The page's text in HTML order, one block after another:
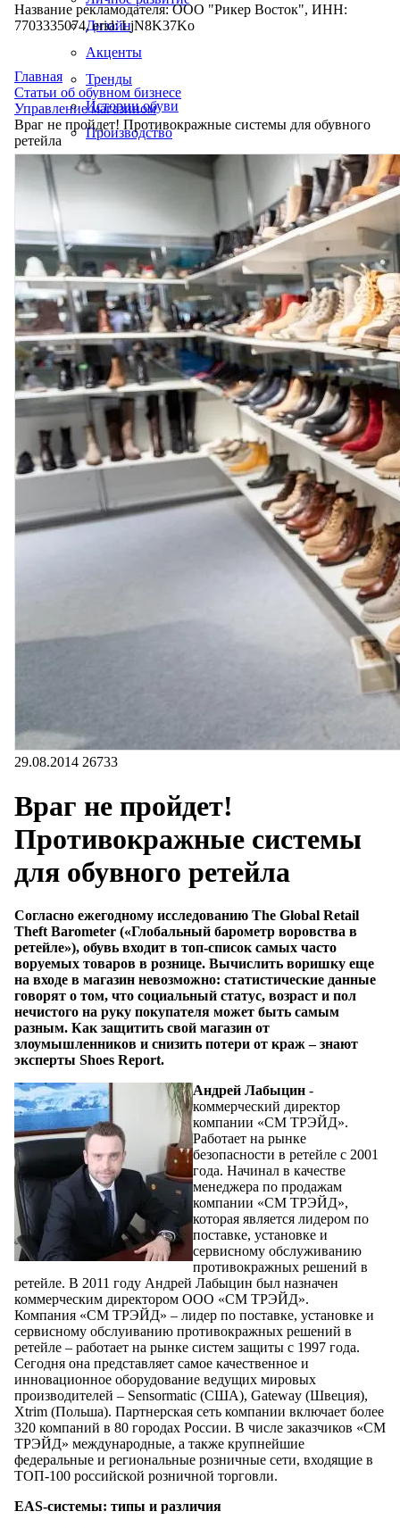
Дизайн
Акценты
Тренды
Истории обуви
Производство
Название рекламодателя: ООО "Рикер Восток", ИНН:
7703335074, erid: LjN8K37Ko
Главная
Статьи об обувном бизнесе
Управление магазином
Враг не пройдет! Противокражные системы для обувного
ретейла
29.08.2014 26733
Враг не пройдет!
Противокражные системы
для обувного ретейла
Согласно ежегодному исследованию The Global Retail
Theft Barometer («Глобальный барометр воровства в
ретейле»), обувь входит в топ-список самых часто
воруемых товаров в рознице. Вычислить воришку еще
на входе в магазин невозможно: статистические данные
говорят о том, что социальный статус, возраст и пол
нечистого на руку покупателя может быть самым
разным. Как защитить свой магазин от
злоумышленников и снизить потери от краж – знают
эксперты Shoes Report.
Андрей Лабыцин -
коммерческий директор
компании «СМ ТРЭЙД».
Работает на рынке
безопасности в ретейле с 2001
года. Начинал в качестве
менеджера по продажам
компании «СМ ТРЭЙД»,
которая является лидером по
поставке, установке и
сервисному обслуживанию
противокражных решений в
ретейле. В 2011 году Андрей Лабыцин был назначен
коммерческим директором ООО «СМ ТРЭЙД».
Компания «СМ ТРЭЙД» – лидер по поставке, установке и
сервисному обслуиванию противокражных решений в
ретейле – работает на рынке систем защиты с 1997 года.
Сегодня она представляет самое качественное и
инновационное оборудование ведущих мировых
производителей – Sensormatic (США), Gateway (Швеция),
Xtrim (Польша). Партнерская сеть компании включает более
320 компаний в 80 городах России. В числе заказчиков «СМ
ТРЭЙД» международные, а также крупнейшие
федеральные и региональные розничные сети, входящие в
ТОП-100 российской розничной торговли.
EAS-системы: типы и различия